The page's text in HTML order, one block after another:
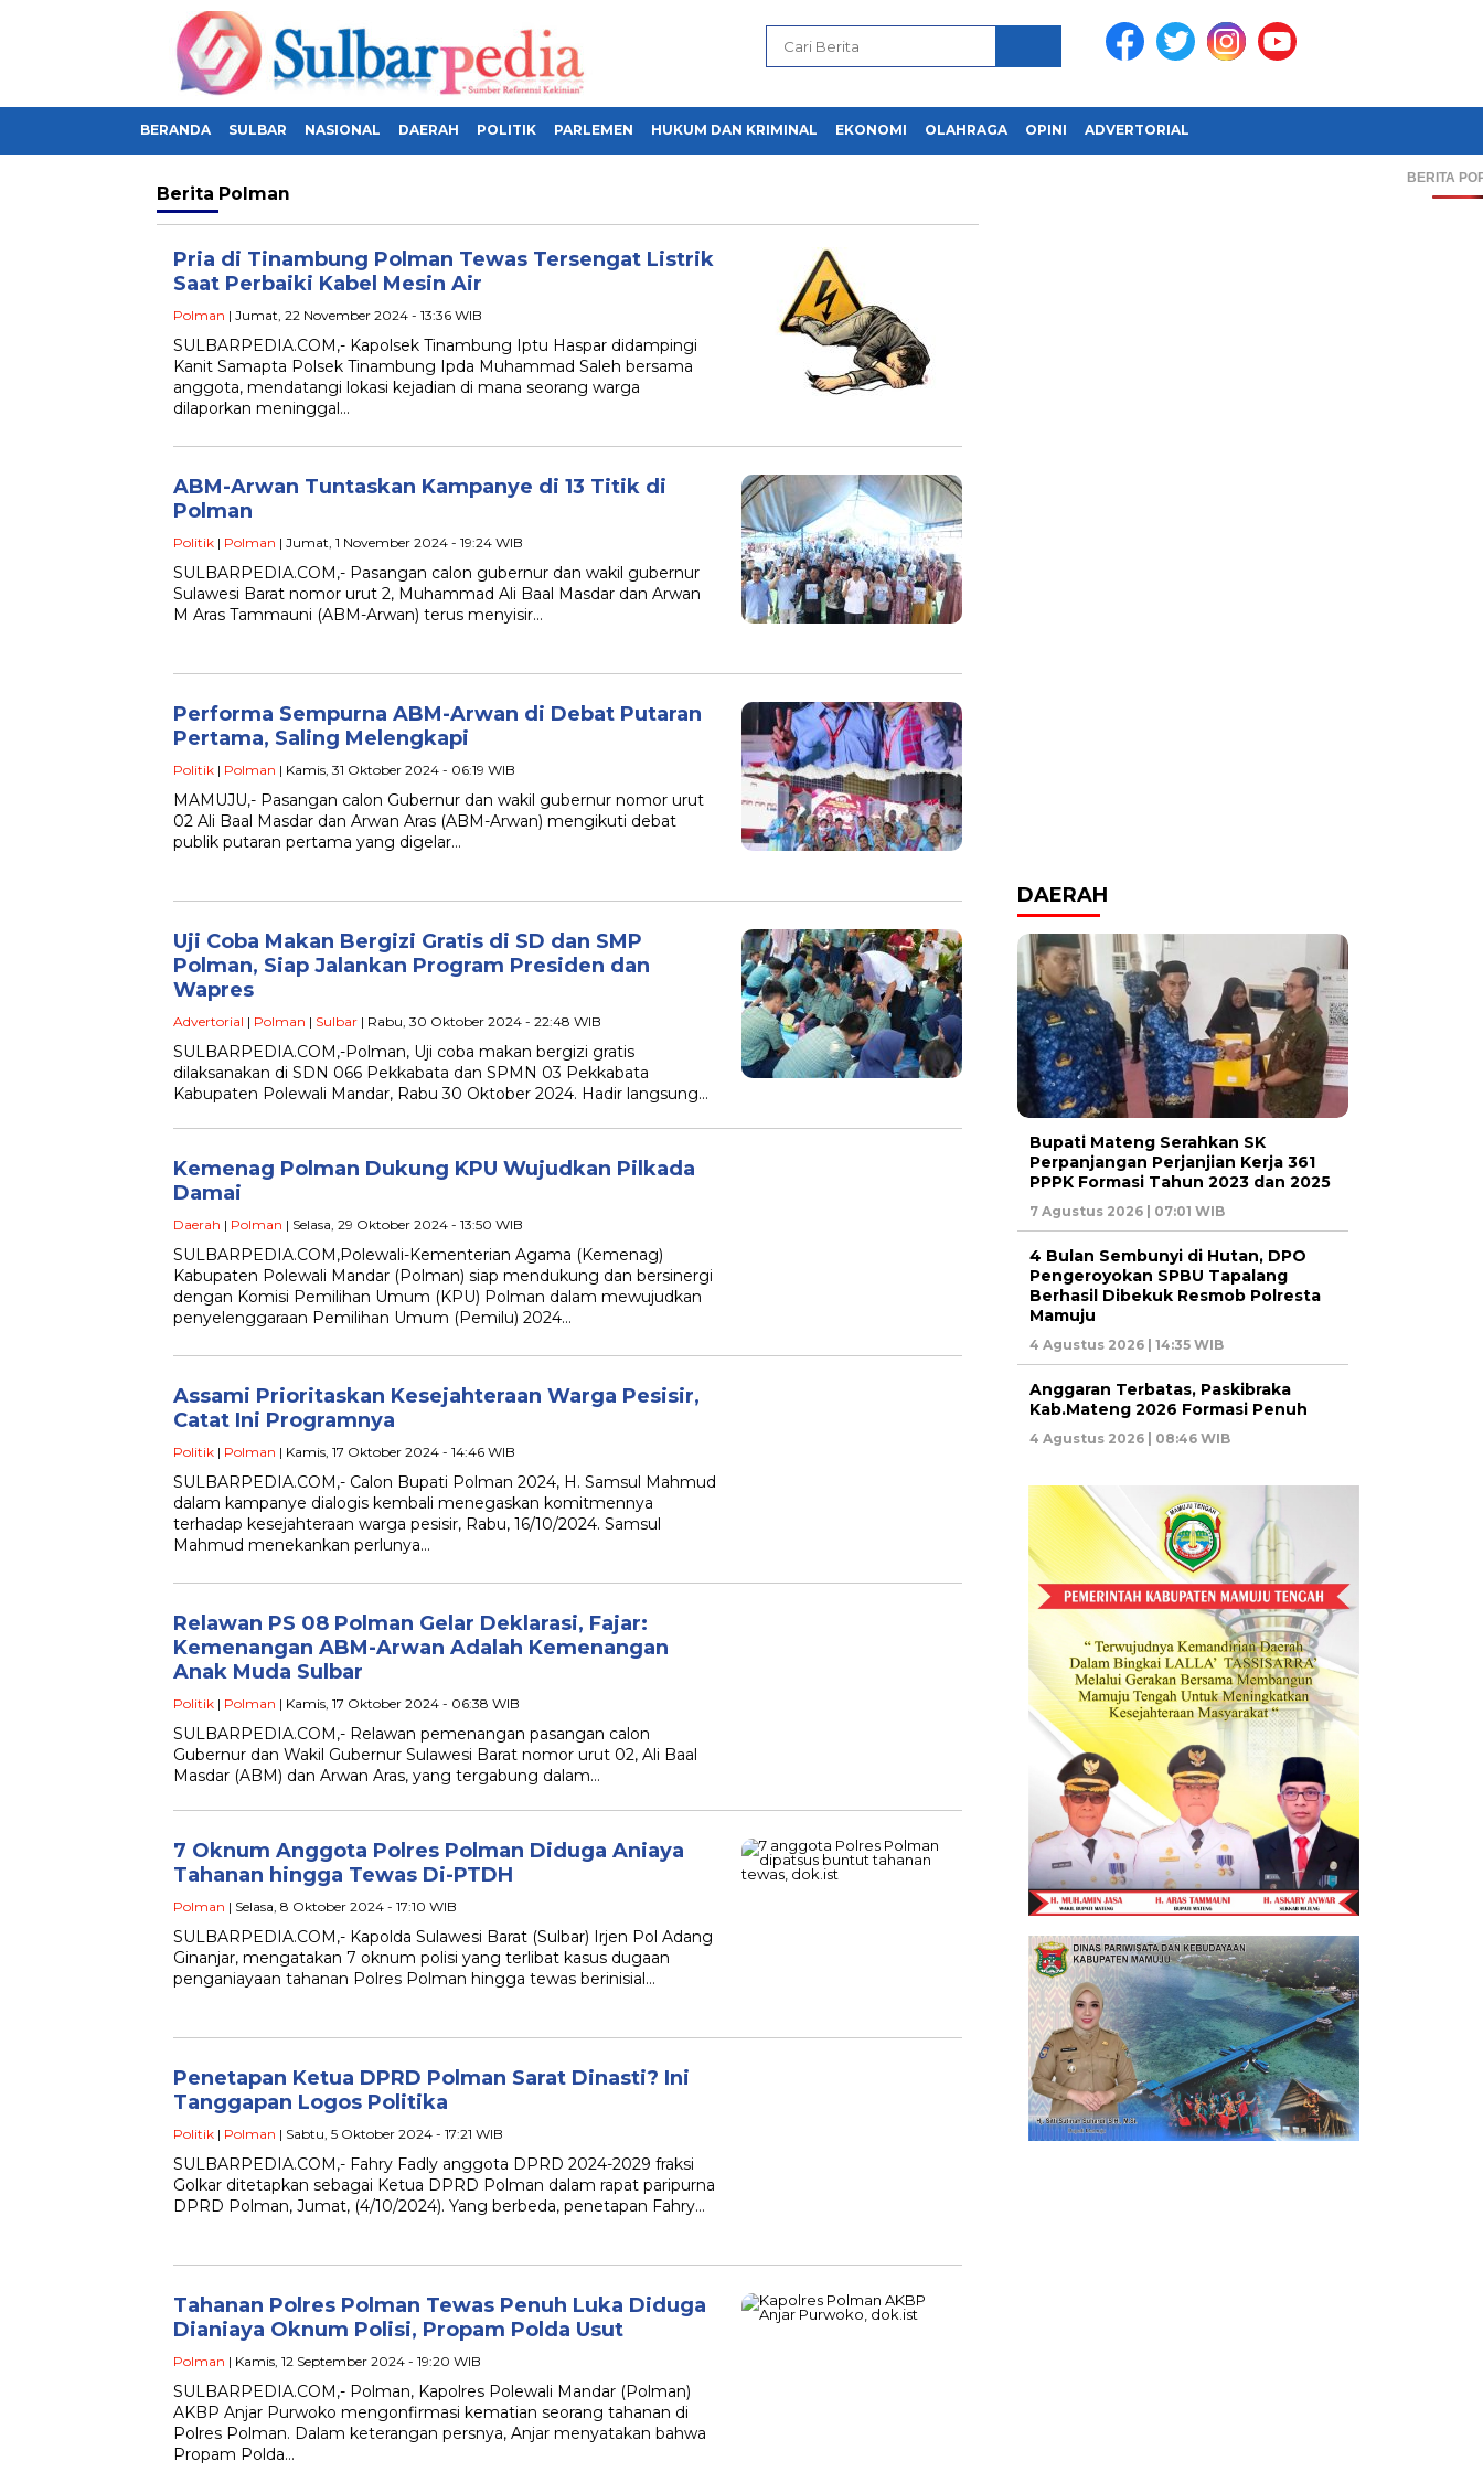
BERANDA SULBAR NASIONAL DAERAH POLITIK PARLEMEN HUKUM DAN KRIMINAL EKONOMI OLAHRAGA OPINI ADVERTORIAL
BERITA
Berita Polman
Pria di Tinambung Polman Tewas Tersengat Listrik
Saat Perbaiki Kabel Mesin Air
Polman | Jumat, 22 November 2024 - 13:36 WIB
SULBARPEDIA.COM,- Kapolsek Tinambung Iptu Haspar didampingi
Kanit Samapta Polsek Tinambung Ipda Muhammad Saleh bersama
anggota, mendatangi lokasi kejadian di mana seorang warga
dilaporkan meninggal…
ABM-Arwan Tuntaskan Kampanye di 13 Titik di
Polman
Politik | Polman | Jumat, 1 November 2024 - 19:24 WIB
SULBARPEDIA.COM,- Pasangan calon gubernur dan wakil gubernur
Sulawesi Barat nomor urut 2, Muhammad Ali Baal Masdar dan Arwan
M Aras Tammauni (ABM-Arwan) terus menyisir…
Performa Sempurna ABM-Arwan di Debat Putaran
Pertama, Saling Melengkapi
Politik | Polman | Kamis, 31 Oktober 2024 - 06:19 WIB
MAMUJU,- Pasangan calon Gubernur dan wakil gubernur nomor urut
02 Ali Baal Masdar dan Arwan Aras (ABM-Arwan) mengikuti debat
publik putaran pertama yang digelar…
Uji Coba Makan Bergizi Gratis di SD dan SMP
Polman, Siap Jalankan Program Presiden dan
Wapres
Advertorial | Polman | Sulbar | Rabu, 30 Oktober 2024 - 22:48 WIB
SULBARPEDIA.COM,-Polman, Uji coba makan bergizi gratis
dilaksanakan di SDN 066 Pekkabata dan SPMN 03 Pekkabata
Kabupaten Polewali Mandar, Rabu 30 Oktober 2024. Hadir langsung…
Kemenag Polman Dukung KPU Wujudkan Pilkada
Damai
Daerah | Polman | Selasa, 29 Oktober 2024 - 13:50 WIB
SULBARPEDIA.COM,Polewali-Kementerian Agama (Kemenag)
Kabupaten Polewali Mandar (Polman) siap mendukung dan bersinergi
dengan Komisi Pemilihan Umum (KPU) Polman dalam mewujudkan
penyelenggaraan Pemilihan Umum (Pemilu) 2024…
Assami Prioritaskan Kesejahteraan Warga Pesisir,
Catat Ini Programnya
Politik | Polman | Kamis, 17 Oktober 2024 - 14:46 WIB
SULBARPEDIA.COM,- Calon Bupati Polman 2024, H. Samsul Mahmud
dalam kampanye dialogis kembali menegaskan komitmennya
terhadap kesejahteraan warga pesisir, Rabu, 16/10/2024. Samsul
Mahmud menekankan perlunya…
Relawan PS 08 Polman Gelar Deklarasi, Fajar:
Kemenangan ABM-Arwan Adalah Kemenangan
Anak Muda Sulbar
Politik | Polman | Kamis, 17 Oktober 2024 - 06:38 WIB
SULBARPEDIA.COM,- Relawan pemenangan pasangan calon
Gubernur dan Wakil Gubernur Sulawesi Barat nomor urut 02, Ali Baal
Masdar (ABM) dan Arwan Aras, yang tergabung dalam…
7 Oknum Anggota Polres Polman Diduga Aniaya
Tahanan hingga Tewas Di-PTDH
Polman | Selasa, 8 Oktober 2024 - 17:10 WIB
SULBARPEDIA.COM,- Kapolda Sulawesi Barat (Sulbar) Irjen Pol Adang
Ginanjar, mengatakan 7 oknum polisi yang terlibat kasus dugaan
penganiayaan tahanan Polres Polman hingga tewas berinisial…
Penetapan Ketua DPRD Polman Sarat Dinasti? Ini
Tanggapan Logos Politika
Politik | Polman | Sabtu, 5 Oktober 2024 - 17:21 WIB
SULBARPEDIA.COM,- Fahry Fadly anggota DPRD 2024-2029 fraksi
Golkar ditetapkan sebagai Ketua DPRD Polman dalam rapat paripurna
DPRD Polman, Jumat, (4/10/2024). Yang berbeda, penetapan Fahry…
Tahanan Polres Polman Tewas Penuh Luka Diduga
Dianiaya Oknum Polisi, Propam Polda Usut
Polman | Kamis, 12 September 2024 - 19:20 WIB
SULBARPEDIA.COM,- Polman, Kapolres Polewali Mandar (Polman)
AKBP Anjar Purwoko mengonfirmasi kematian seorang tahanan di
Polres Polman. Dalam keterangan persnya, Anjar menyatakan bahwa
Propam Polda…
DAERAH
Bupati Mateng Serahkan SK
Perpanjangan Perjanjian Kerja 361
PPPK Formasi Tahun 2023 dan 2025
7 Agustus 2026 | 07:01 WIB
4 Bulan Sembunyi di Hutan, DPO
Pengeroyokan SPBU Tapalang
Berhasil Dibekuk Resmob Polresta
Mamuju
4 Agustus 2026 | 14:35 WIB
Anggaran Terbatas, Paskibraka
Kab.Mateng 2026 Formasi Penuh
4 Agustus 2026 | 08:46 WIB